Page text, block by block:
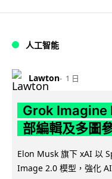
人工智能
Lawton 1 日
Grok Imagine
部編輯及多圖
Elon Musk 旗下 xAI 以
Image 2.0 模型，強化